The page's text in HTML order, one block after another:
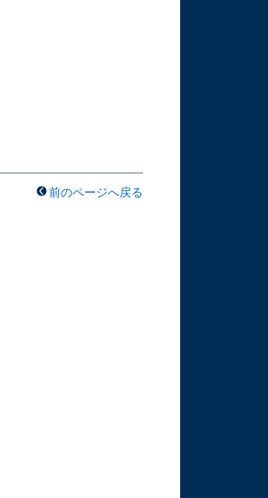
前のページへ戻る